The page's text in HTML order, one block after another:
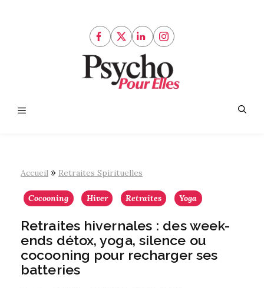
Accueil » Retraites Spirituelles
Cocooning Hiver Retraites Yoga
Retraites hivernales : des week-
ends détox, yoga, silence ou
cocooning pour recharger ses
batteries